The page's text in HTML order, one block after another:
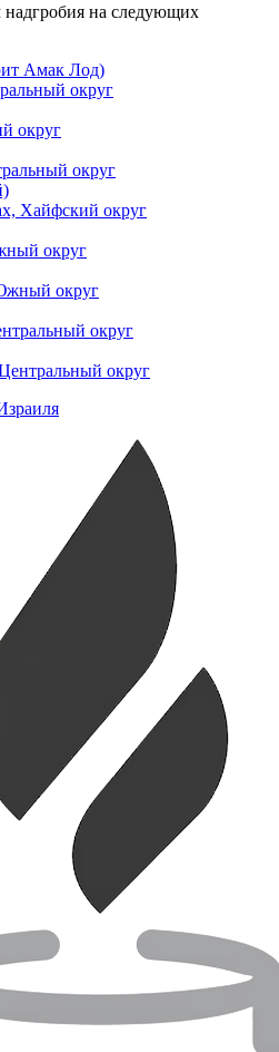
на следующих
Амак Лод)
округ
округ
округ
Хайфский округ
округ
округ
округ
округ